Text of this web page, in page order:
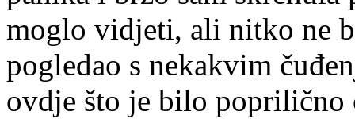
moglo vidjeti, ali nitko ne
pogledao s nekakvim
ovdje što je bilo poprilično